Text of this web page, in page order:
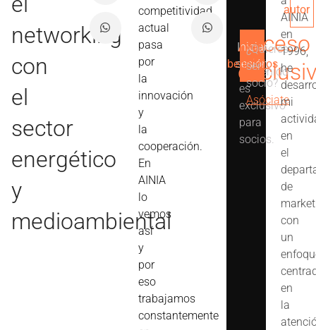
networking
con
el
sector
energético
y
medioambiental
competitividad
actual
pasa
por
la
innovación
y
la
cooperación.
En
AINIA
lo
vemos
así
y
por
eso
trabajamos
constantemente
Acceso
Este
contenido
es
exclusivo
para
socios.
Iniciar
sesión
Ver
beneficios
¿Quieres
ser
socio?
Asóciate
AINIA
en
1996,
he
mi
en
el
de
con
un
en
la
autor